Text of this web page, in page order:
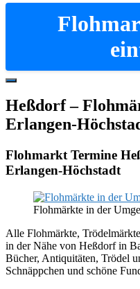
Hide
Content
Heßdorf –
Erlangen-
Flohmarkt Termine
Erlangen-Höchstadt
Flohmärkte in der
Alle Flohmärkte,
in der Nähe von Heßdorf in
Bücher, Antiquitäten, Trödel
Schnäppchen und schöne